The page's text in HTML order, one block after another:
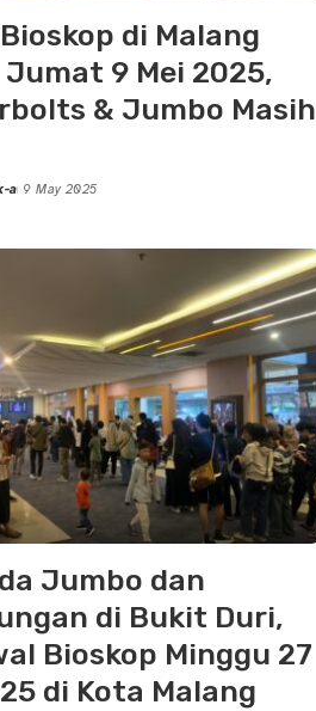
di Malang
9 Mei 2025,
& Jumbo Masih
a 9 May 2025
Jumbo dan
di Bukit Duri,
Bioskop Minggu 27
di Kota Malang